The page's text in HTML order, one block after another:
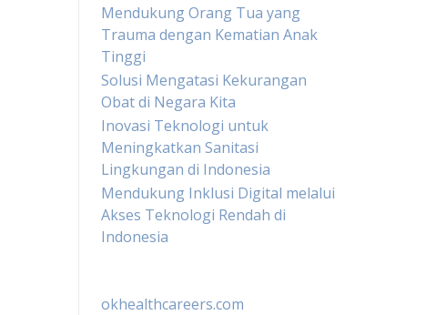
Mendukung Orang Tua yang
Trauma dengan Kematian Anak
Tinggi
Solusi Mengatasi Kekurangan
Obat di Negara Kita
Inovasi Teknologi untuk
Meningkatkan Sanitasi
Lingkungan di Indonesia
Mendukung Inklusi Digital melalui
Akses Teknologi Rendah di
Indonesia
okhealthcareers.com